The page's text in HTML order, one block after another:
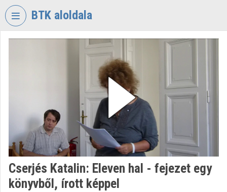
Skip header
BTK aloldala
HUMANTITIES
Organization home
Organization discovery
Cserjés Katalin: Eleven hal - fejezet egy
könyvből, írott képpel